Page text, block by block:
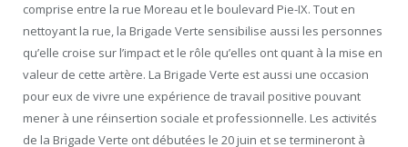
comprise entre la rue Moreau et le boulevard Pie-IX. Tout en
nettoyant la rue, la Brigade Verte sensibilise aussi les personnes
qu’elle croise sur l’impact et le rôle qu’elles ont quant à la mise en
valeur de cette artère. La Brigade Verte est aussi une occasion
pour eux de vivre une expérience de travail positive pouvant
mener à une réinsertion sociale et professionnelle. Les activités
de la Brigade Verte ont débutées le 20 juin et se termineront à